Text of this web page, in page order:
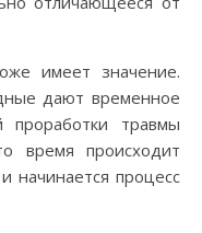
имеет значение.
дают временное
проработки травмы
время происходит
начинается процесс